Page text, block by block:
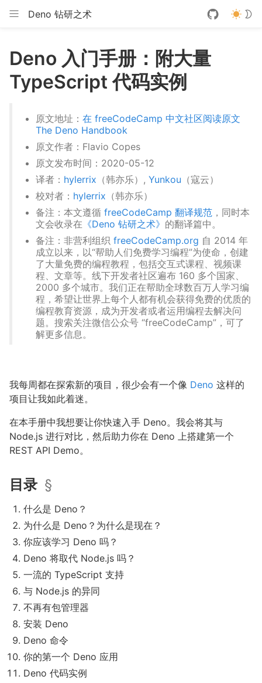
Deno 钻研之术
Deno 入门手册：附大量
TypeScript 代码实例
原文地址： 在 freeCodeCamp 中文社区阅读原文
The Deno Handbook
原文作者：Flavio Copes
原文发布时间：2020-05-12
译者： hylerrix （韩亦乐）, Yunkou （寇云）
校对者： hylerrix （韩亦乐）
备注：本文遵循 freeCodeCamp 翻译规范 ，同时本
文会收录在 《Deno 钻研之术》 的翻译篇中。
备注：非营利组织 freeCodeCamp.org 自 2014 年
成立以来，以“帮助人们免费学习编程”为使命，创建
了大量免费的编程教程，包括交互式课程、视频课
程、文章等。线下开发者社区遍布 160 多个国家、
2000 多个城市。我们正在帮助全球数百万人学习编
程，希望让世界上每个人都有机会获得免费的优质的
编程教育资源，成为开发者或者运用编程去解决问
题。搜索关注微信公众号 “freeCodeCamp”，可了
解更多信息。
我每周都在探索新的项目，很少会有一个像 Deno 这样的
项目让我如此着迷。
在本手册中我想要让你快速入手 Deno。我会将其与
Node.js 进行对比，然后助力你在 Deno 上搭建第一个
REST API Demo。
目录 §
什么是 Deno？
为什么是 Deno？为什么是现在？
你应该学习 Deno 吗？
Deno 将取代 Node.js 吗？
一流的 TypeScript 支持
与 Node.js 的异同
不再有包管理器
安装 Deno
Deno 命令
你的第一个 Deno 应用
Deno 代码实例